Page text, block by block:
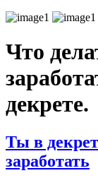
Что
декрете.
Ты в
заработать